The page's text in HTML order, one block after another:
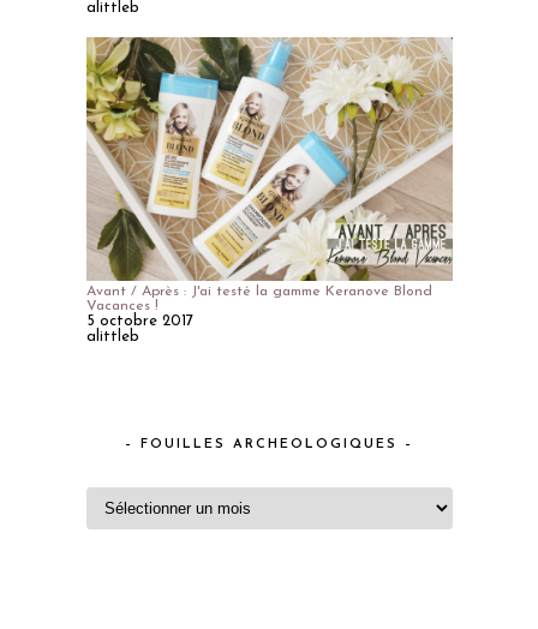
alittleb
Avant / Après : J'ai testé la gamme Keranove Blond
Vacances !
5 octobre 2017
alittleb
– FOUILLES ARCHEOLOGIQUES –